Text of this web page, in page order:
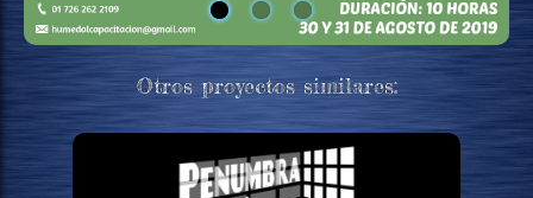
Otros proyectos similares: